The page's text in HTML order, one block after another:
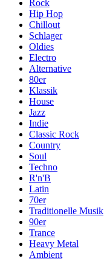
Rock
Hip Hop
Chillout
Schlager
Oldies
Electro
Alternative
80er
Klassik
House
Jazz
Indie
Classic Rock
Country
Soul
Techno
R'n'B
Latin
70er
Traditionelle Musik
90er
Trance
Heavy Metal
Ambient